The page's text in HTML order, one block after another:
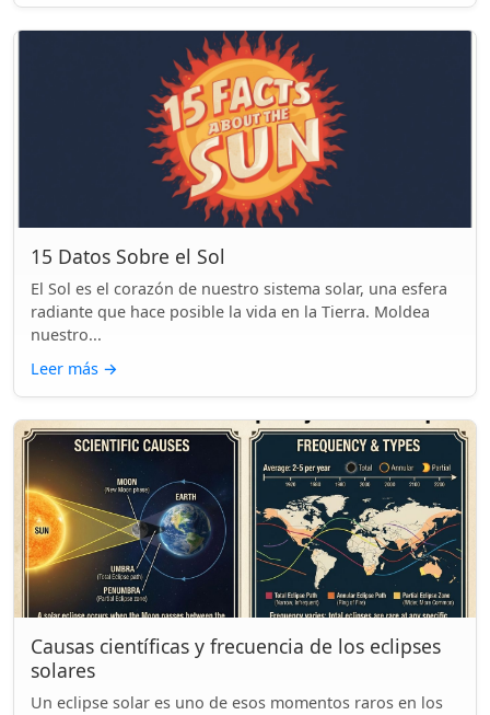
15 Datos Sobre el Sol
El Sol es el corazón de nuestro sistema solar, una esfera
radiante que hace posible la vida en la Tierra. Moldea
nuestro...
Leer más →
Causas científicas y frecuencia de los eclipses
solares
Un eclipse solar es uno de esos momentos raros en los